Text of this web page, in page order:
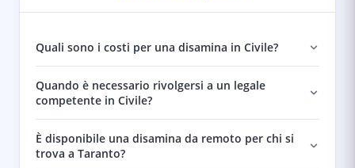
Quali sono i costi per una disamina in Civile?
Quando è necessario rivolgersi a un legale
competente in Civile?
È disponibile una disamina da remoto per chi si
trova a Taranto?